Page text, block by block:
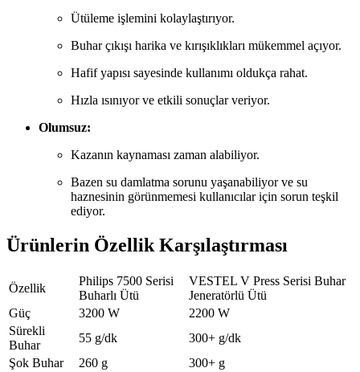
Ütüleme işlemini kolaylaştırıyor.
Buhar çıkışı harika ve kırışıklıkları mükemmel açıyor.
Hafif yapısı sayesinde kullanımı oldukça rahat.
Hızla ısınıyor ve etkili sonuçlar veriyor.
Olumsuz:
Kazanın kaynaması zaman alabiliyor.
Bazen su damlatma sorunu yaşanabiliyor ve su
haznesinin görünmemesi kullanıcılar için sorun teşkil
ediyor.
Ürünlerin Özellik Karşılaştırması
Özellik
Philips 7500 Serisi
Buharlı Ütü
VESTEL V Press Serisi Buhar
Jeneratörlü Ütü
Güç
3200 W
2200 W
Sürekli
Buhar
55 g/dk
300+ g/dk
Şok Buhar
260 g
300+ g